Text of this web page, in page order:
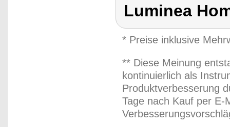
Luminea
* Preise inklusive
** Diese Meinung
kontinuierlich als
Produktverbesserung
Tage nach Kauf per E-